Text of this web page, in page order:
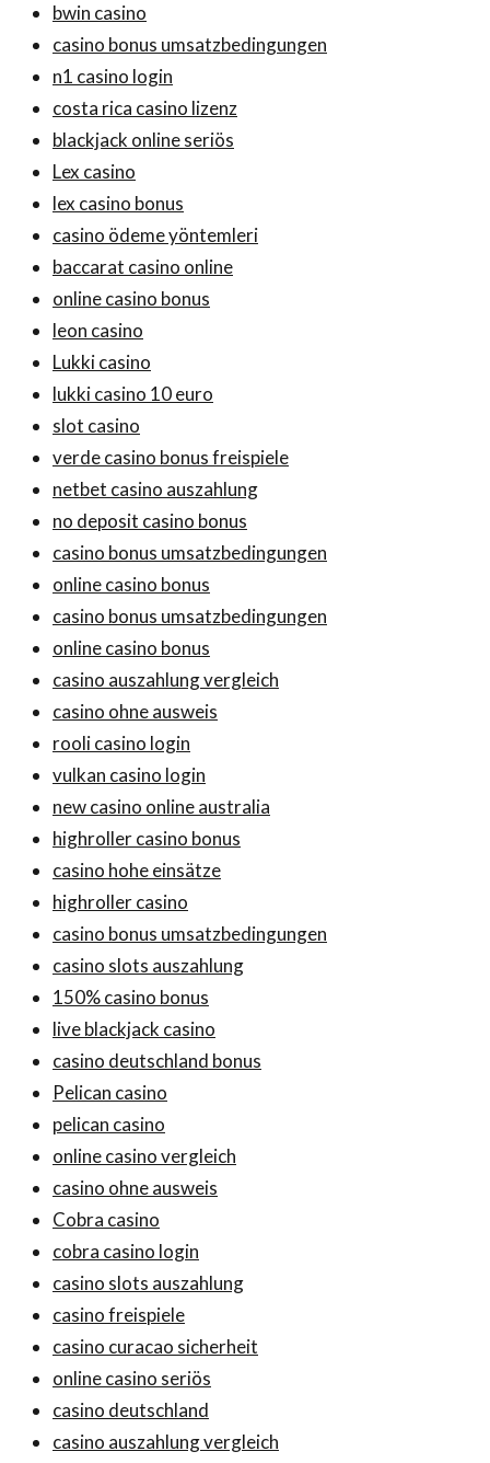
bwin casino
casino bonus umsatzbedingungen
n1 casino login
costa rica casino lizenz
blackjack online seriös
Lex casino
lex casino bonus
casino ödeme yöntemleri
baccarat casino online
online casino bonus
leon casino
Lukki casino
lukki casino 10 euro
slot casino
verde casino bonus freispiele
netbet casino auszahlung
no deposit casino bonus
casino bonus umsatzbedingungen
online casino bonus
casino bonus umsatzbedingungen
online casino bonus
casino auszahlung vergleich
casino ohne ausweis
rooli casino login
vulkan casino login
new casino online australia
highroller casino bonus
casino hohe einsätze
highroller casino
casino bonus umsatzbedingungen
casino slots auszahlung
150% casino bonus
live blackjack casino
casino deutschland bonus
Pelican casino
pelican casino
online casino vergleich
casino ohne ausweis
Cobra casino
cobra casino login
casino slots auszahlung
casino freispiele
casino curacao sicherheit
online casino seriös
casino deutschland
casino auszahlung vergleich